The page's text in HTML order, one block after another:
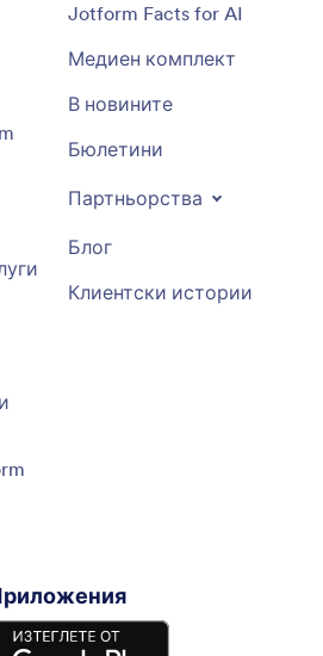
Jotform Facts for AI
Медиен комплект
В новините
Бюлетини
Партньорства
Блог
Клиентски истории